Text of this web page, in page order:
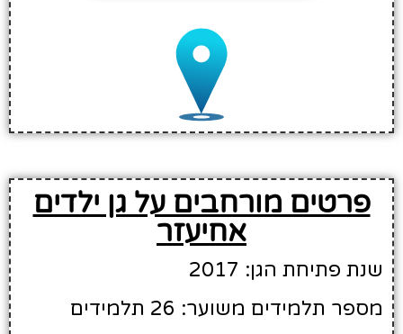
פרטים מורחבים על גן ילדים
אחיעזר
שנת פתיחת הגן: 2017
מספר תלמידים משוער: 26 תלמידים